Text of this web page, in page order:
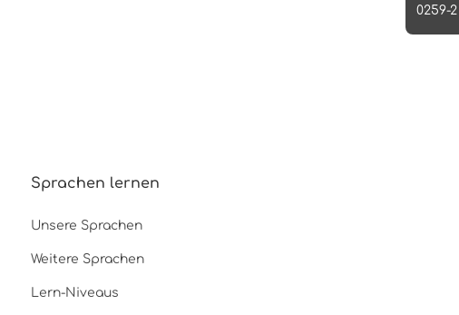
0259-2
Sprachen lernen
Unsere Sprachen
Weitere Sprachen
Lern-Niveaus